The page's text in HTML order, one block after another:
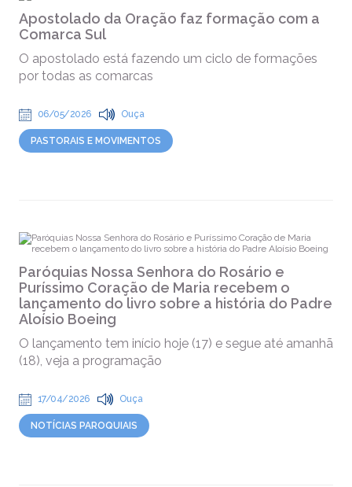
Apostolado da Oração faz formação com a
Comarca Sul
O apostolado está fazendo um ciclo de formações
por todas as comarcas
06/05/2026 Ouça
PASTORAIS E MOVIMENTOS
Paróquias Nossa Senhora do Rosário e
Puríssimo Coração de Maria recebem o
lançamento do livro sobre a história do Padre
Aloísio Boeing
O lançamento tem início hoje (17) e segue até amanhã
(18), veja a programação
17/04/2026 Ouça
NOTÍCIAS PAROQUIAIS